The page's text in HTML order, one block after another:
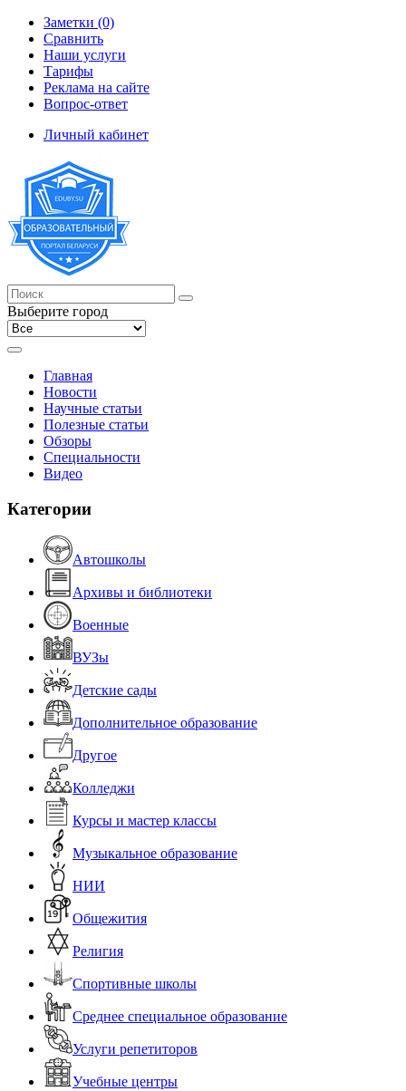
Заметки (0)
Сравнить
Наши услуги
Тарифы
Реклама на сайте
Вопрос-ответ
Личный кабинет
Выберите город
Главная
Новости
Научные статьи
Полезные статьи
Обзоры
Специальности
Видео
Категории
Автошколы
Архивы и библиотеки
Военные
ВУЗы
Детские сады
Дополнительное образование
Другое
Колледжи
Курсы и мастер классы
Музыкальное образование
НИИ
Общежития
Религия
Спортивные школы
Среднее специальное образование
Услуги репетиторов
Учебные центры